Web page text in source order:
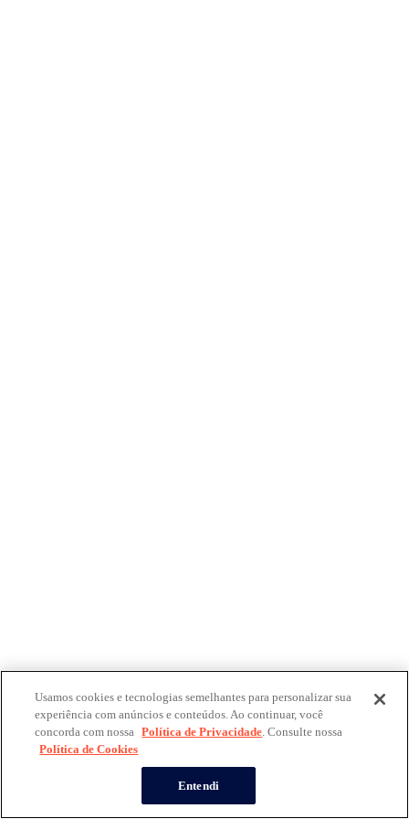
Usamos cookies e tecnologias semelhantes para personalizar sua
experiência com anúncios e conteúdos. Ao continuar, você
concorda com nossa Política de Privacidade. Consulte nossa
Política de Cookies
Entendi